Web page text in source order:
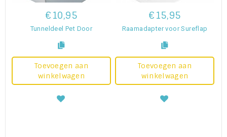
€10,95
Tunneldeel Pet Door
Toevoegen aan
winkelwagen
€15,95
Raamadapter voor Sureflap
Toevoegen aan
winkelwagen